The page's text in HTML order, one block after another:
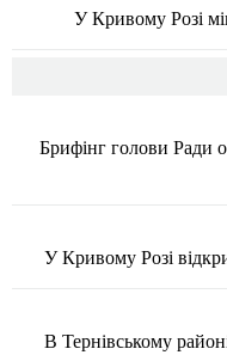
У Кривому Розі
Брифінг голови Ради
У Кривому Розі
В Тернівському